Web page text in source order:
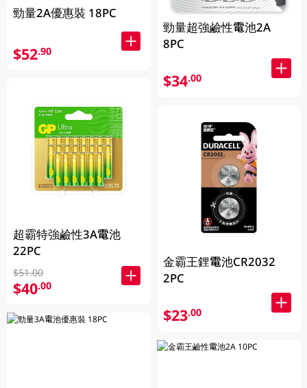
勁量2A優惠裝 18PC
$52.90
超霸特強鹼性3A電池
22PC
$51.00
$40.00
勁量超強鹼性電池2A
8PC
$34.00
金霸王鋰電池CR2032
2PC
$23.00